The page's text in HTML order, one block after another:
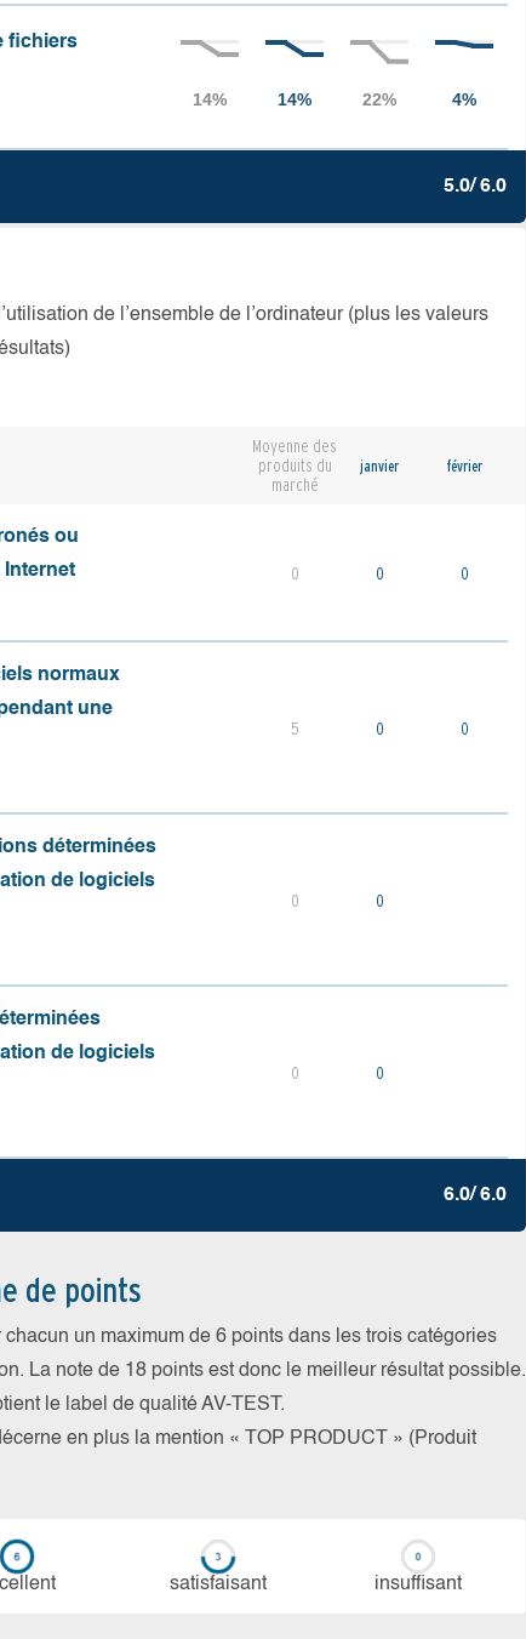
fichiers
5.0/ 6.0
de l’ensemble de l’ordinateur (plus les valeurs
Moyenne des
produits du
marché
janvier février
ou
Internet
0 0 0
normaux
une
5 0 0
déterminées
de logiciels
0 0
de logiciels
0 0
6.0/ 6.0
de points
chacun un maximum de 6 points dans les trois catégories
La note de 18 points est donc le meilleur résultat possible.
le label de qualité AV-TEST.
en plus la mention « TOP PRODUCT » (Produit
sa­tis­fai­sant in­suf­fi­sant